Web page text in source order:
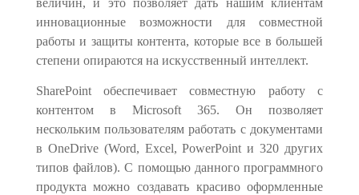
величин, и это позволяет дать нашим клиентам
инновационные возможности для совместной
работы и защиты контента, которые все в большей
степени опираются на искусственный интеллект.
SharePoint обеспечивает совместную работу с
контентом в Microsoft 365. Он позволяет
нескольким пользователям работать с документами
в OneDrive (Word, Excel, PowerPoint и 320 других
типов файлов). С помощью данного программного
продукта можно создавать красиво оформленные